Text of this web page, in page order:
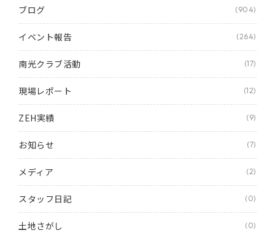
ブログ (904)
イベント報告 (264)
南光クラブ活動 (17)
現場レポート (12)
ZEH実績 (9)
お知らせ (7)
メディア (2)
スタッフ日記 (0)
土地さがし (0)